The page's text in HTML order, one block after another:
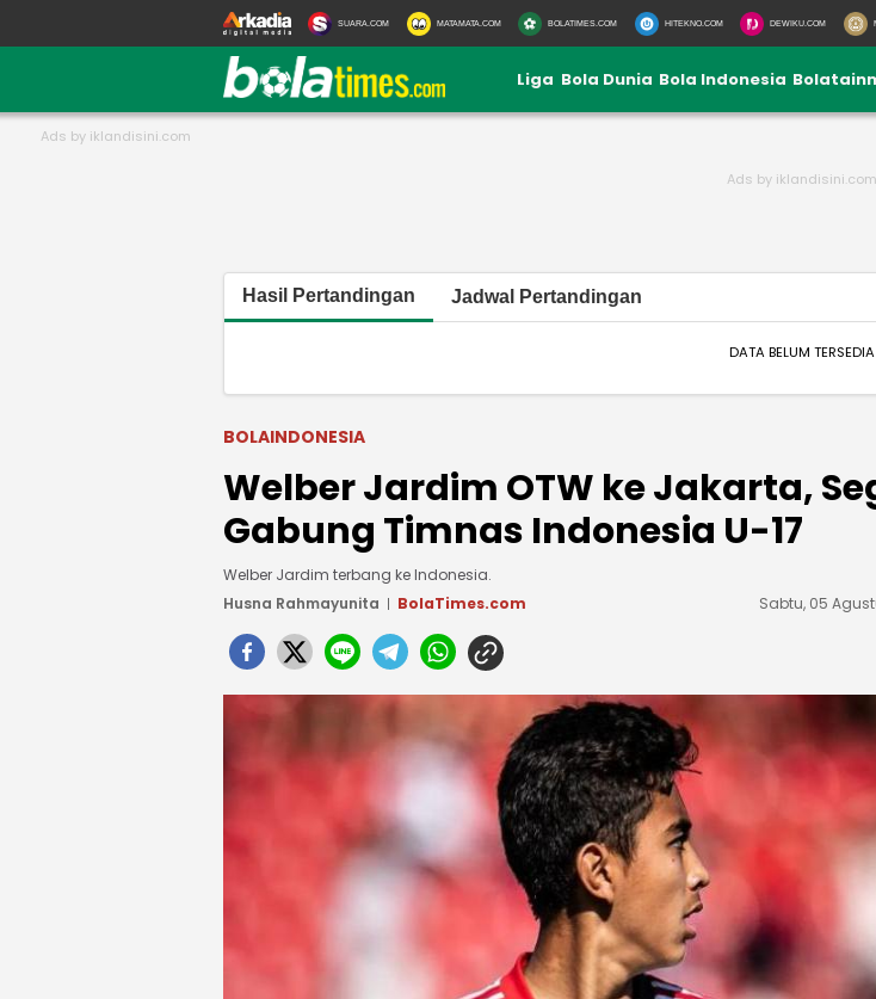
SUARA.COM MATAMATA.COM BOLATIMES.COM HITEKNO.COM DEWIKU.COM
Liga Bola Dunia Bola Indonesia
Hasil Pertandingan Jadwal Pertandingan
DATA BELUM TERSEDIA
BOLAINDONESIA
Welber Jardim OTW ke Jakarta,
Gabung Timnas Indonesia U-17
Welber Jardim terbang ke Indonesia.
Husna Rahmayunita
BolaTimes.com Sabtu, 05